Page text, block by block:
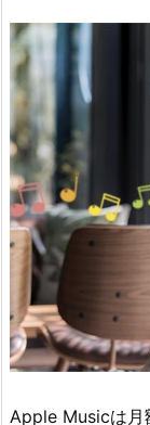
れ
音
楽
が
聴
き
放
題
3.
フ
ァ
ミ
ー
Apple Musicは月